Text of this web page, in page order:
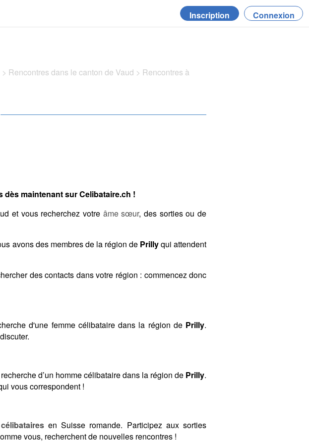
Inscription Connexion
> Rencontres dans le canton de Vaud > Rencontres à
maintenant sur Celibataire.ch !
et vous recherchez votre âme sœur, des sorties ou de
avons des membres de la région de Prillyqui attendent
des contacts dans votre région : commencez donc
d'une femme célibataire dans la région de Prilly.
d’un homme célibataire dans la région de Prilly.
vous correspondent !
en Suisse romande. Participez aux sorties
vous, recherchent de nouvelles rencontres !